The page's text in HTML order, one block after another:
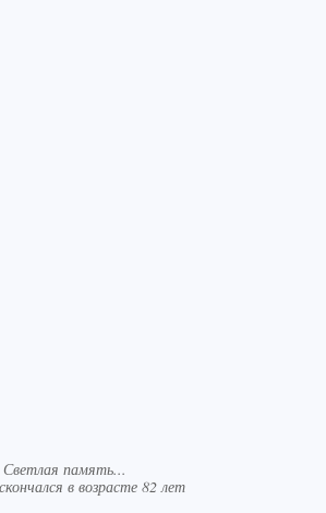
Светлая память...
в возрасте 82 лет